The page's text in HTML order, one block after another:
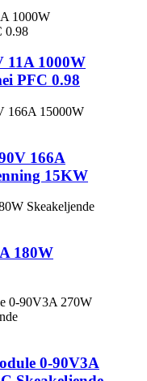
11A 1000W
PFC 0.98
166A
15KW
180W
0-90V3A